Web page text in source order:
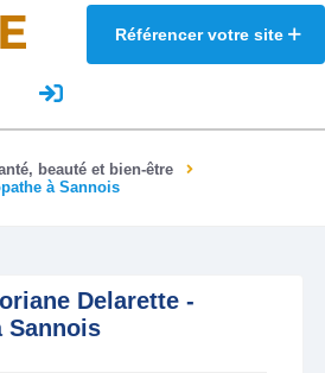
Référencer votre site
beauté et bien-être
à Sannois
Delarette -
Sannois